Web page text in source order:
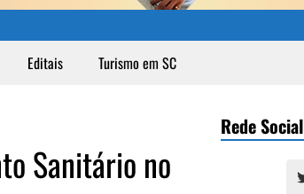
Editais Turismo em SC
Sanitário no
Rede Social